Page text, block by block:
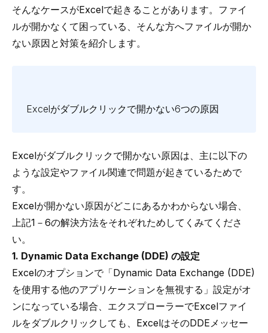
そんなケースがExcelで起きることがあります。ファイ
ルが開かなくて困っている、そんな方へファイルが開か
ない原因と対策を紹介します。
Excelがダブルクリックで開かない6つの原因
Excelがダブルクリックで開かない原因は、主に以下の
ような設定やファイル関連で問題が起きているためで
す。
Excelが開かない原因がどこにあるかわからない場合、
上記1－6の解決方法をそれぞれためしてくみてくださ
い。
1. Dynamic Data Exchange (DDE) の設定
Excelのオプションで「Dynamic Data Exchange (DDE)
を使用する他のアプリケーションを無視する」設定がオ
ンになっている場合、エクスプローラーでExcelファイ
ルをダブルクリックしても、ExcelはそのDDEメッセー